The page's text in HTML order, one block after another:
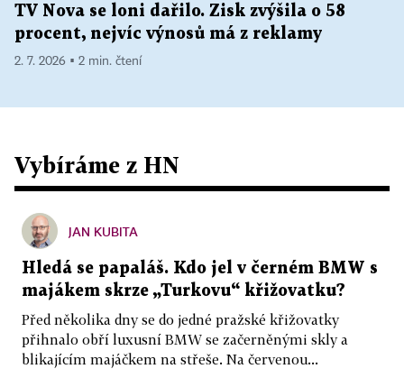
TV Nova se loni dařilo. Zisk zvýšila o 58
procent, nejvíc výnosů má z reklamy
2. 7. 2026 ▪ 2 min. čtení
Vybíráme z HN
JAN KUBITA
Hledá se papaláš. Kdo jel v černém BMW s
majákem skrze „Turkovu“ křižovatku?
Před několika dny se do jedné pražské křižovatky
přihnalo obří luxusní BMW se začerněnými skly a
blikajícím majáčkem na střeše. Na červenou...